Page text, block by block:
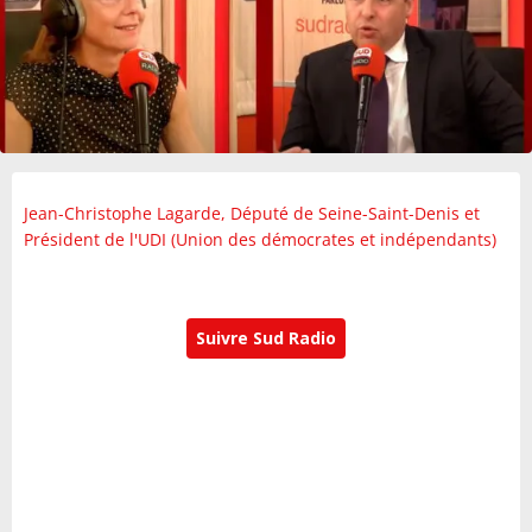
Jean-Christophe Lagarde, Député de Seine-Saint-Denis et
Président de l'UDI (Union des démocrates et indépendants)
Suivre Sud Radio